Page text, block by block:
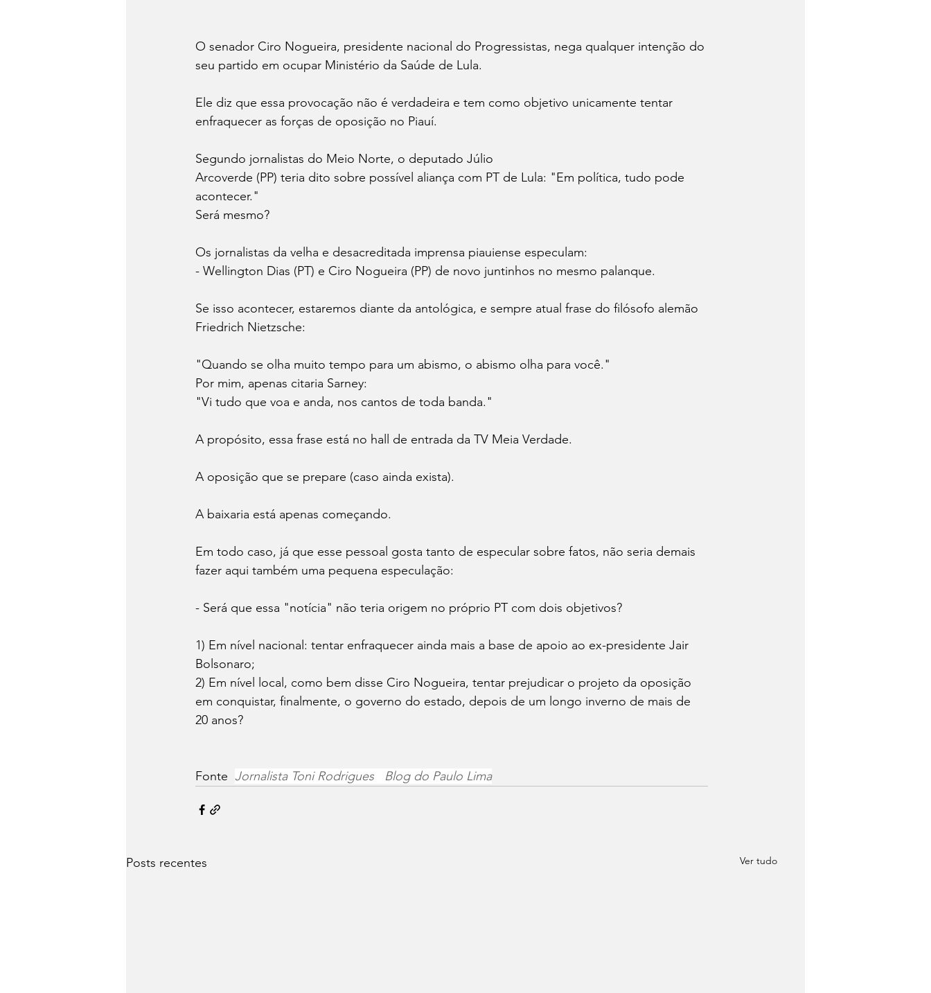
O senador Ciro Nogueira, presidente nacional do Progressistas, nega qualquer intenção do
seu partido em ocupar Ministério da Saúde de Lula.
Ele diz que essa provocação não é verdadeira e tem como objetivo unicamente tentar
enfraquecer as forças de oposição no Piauí.
Segundo jornalistas do Meio Norte, o deputado Júlio
Arcoverde (PP) teria dito sobre possível aliança com PT de Lula: "Em política, tudo pode
acontecer."
Será mesmo?
Os jornalistas da velha e desacreditada imprensa piauiense especulam:
- Wellington Dias (PT) e Ciro Nogueira (PP) de novo juntinhos no mesmo palanque.
Se isso acontecer, estaremos diante da antológica, e sempre atual frase do filósofo alemão
Friedrich Nietzsche:
"Quando se olha muito tempo para um abismo, o abismo olha para você."
Por mim, apenas citaria Sarney:
"Vi tudo que voa e anda, nos cantos de toda banda."
A propósito, essa frase está no hall de entrada da TV Meia Verdade.
A oposição que se prepare (caso ainda exista).
A baixaria está apenas começando.
Em todo caso, já que esse pessoal gosta tanto de especular sobre fatos, não seria demais
fazer aqui também uma pequena especulação:
- Será que essa "notícia" não teria origem no próprio PT com dois objetivos?
1) Em nível nacional: tentar enfraquecer ainda mais a base de apoio ao ex-presidente Jair
Bolsonaro;
2) Em nível local, como bem disse Ciro Nogueira, tentar prejudicar o projeto da oposição
em conquistar, finalmente, o governo do estado, depois de um longo inverno de mais de
20 anos?
Fonte Jornalista Toni Rodrigues   Blog do Paulo Lima
Posts recentes Ver tudo